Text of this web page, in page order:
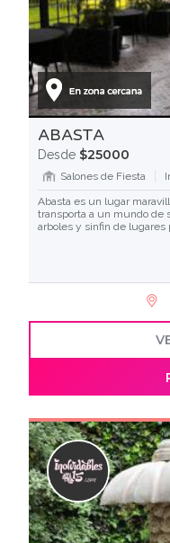
ABASTA
Desde $25000
Salones de Fiesta
Abasta es un lugar
transporta a un mundo de
arboles y sinfin de lugares